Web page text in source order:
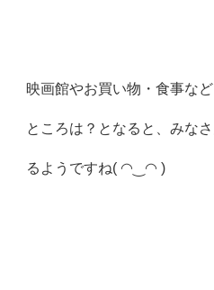
映画館やお買い物・食事な
ところは？となると、みな
るようですね( ◠‿◠ )